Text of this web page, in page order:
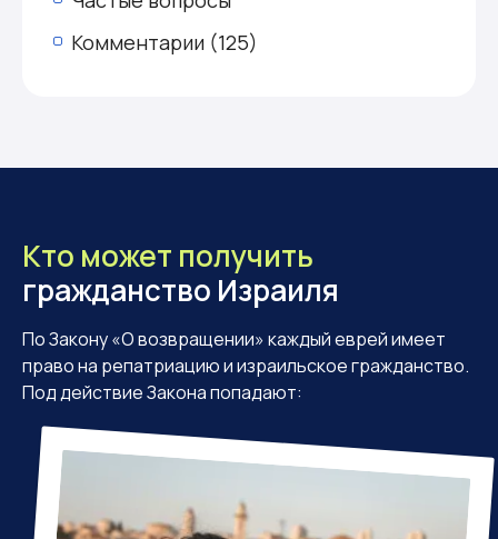
Комментарии (125)
Кто может получить
гражданство Израиля
По Закону «О возвращении» каждый еврей имеет
право на репатриацию и израильское гражданство.
Под действие Закона попадают: